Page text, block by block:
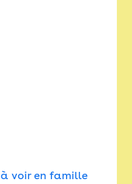
à voir en famille